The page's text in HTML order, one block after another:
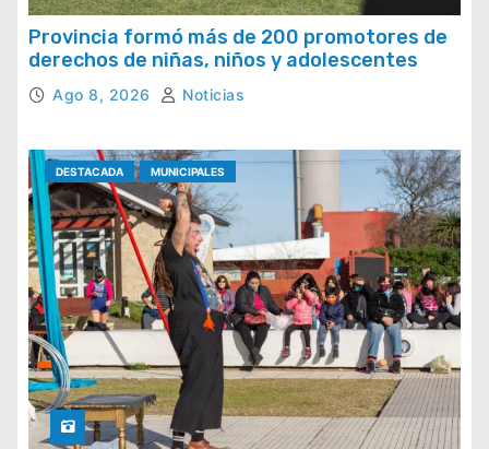
Provincia formó más de 200 promotores de
derechos de niñas, niños y adolescentes
Ago 8, 2026 Noticias
DESTACADA MUNICIPALES